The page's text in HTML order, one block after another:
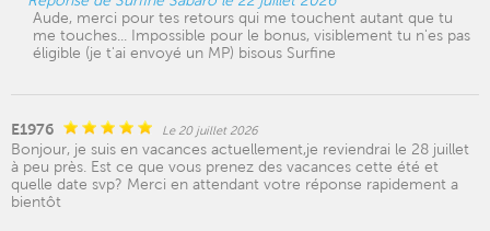
Aude, merci pour tes retours qui me touchent autant que tu
me touches... Impossible pour le bonus, visiblement tu n'es pas
éligible (je t'ai envoyé un MP) bisous Surfine
E1976 Le 20 juillet 2026
Bonjour, je suis en vacances actuellement,je reviendrai le 28 juillet
à peu près. Est ce que vous prenez des vacances cette été et
quelle date svp? Merci en attendant votre réponse rapidement a
bientôt